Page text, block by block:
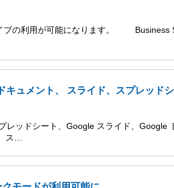
ブの利用が可能になります。 Business
メント、 スライド、スプレッドシ
レッドシート、Google スライド、Google
ス…